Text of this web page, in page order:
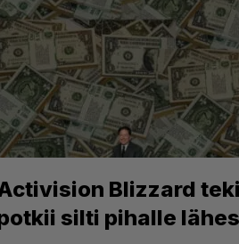
Blizzard
silti pihalle